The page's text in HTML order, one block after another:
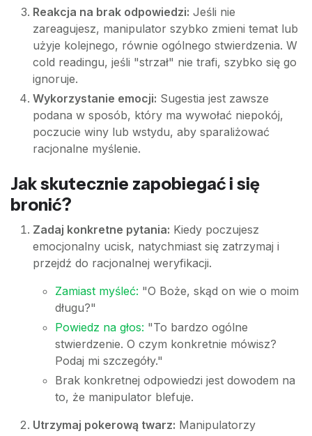
Reakcja na brak odpowiedzi: Jeśli nie
zareagujesz, manipulator szybko zmieni temat lub
użyje kolejnego, równie ogólnego stwierdzenia. W
cold readingu, jeśli "strzał" nie trafi, szybko się go
ignoruje.
Wykorzystanie emocji: Sugestia jest zawsze
podana w sposób, który ma wywołać niepokój,
poczucie winy lub wstydu, aby sparaliżować
racjonalne myślenie.
Jak skutecznie zapobiegać i się
bronić?
Zadaj konkretne pytania: Kiedy poczujesz
emocjonalny ucisk, natychmiast się zatrzymaj i
przejdź do racjonalnej weryfikacji.
Zamiast myśleć: "O Boże, skąd on wie o moim
długu?"
Powiedz na głos: "To bardzo ogólne
stwierdzenie. O czym konkretnie mówisz?
Podaj mi szczegóły."
Brak konkretnej odpowiedzi jest dowodem na
to, że manipulator blefuje.
Utrzymaj pokerową twarz: Manipulatorzy